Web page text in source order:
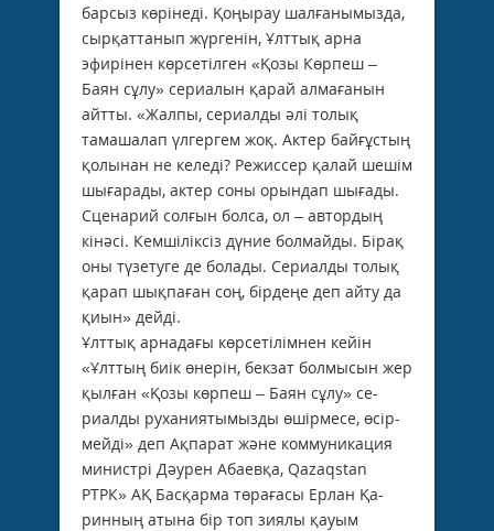
барсыз көрінеді. Қоңырау шалғанымызда,
сырқаттанып жүргенін, Ұлттық арна
эфирі­нен көрсетілген «Қозы Көрпеш –
Баян сұлу» сериалын қарай алмағанын
айтты. «Жалпы, сериалды әлі толық
тамашалап үлгергем жоқ. Актер байғұстың
қолынан не келеді? Режиссер қалай шешім
шығарады, актер соны орындап шығады.
Сценарий солғын болса, ол – автордың
кінәсі. Кемші­лік­сіз дүние болмайды. Бірақ
оны түзетуге де болады. Сериалды толық
қарап шықпа­ған соң, бірдеңе деп айту да
қиын» дейді.
Ұлттық арнадағы көрсетілімнен кейін
«Ұлттың биік өнерін, бекзат болмысын жер
қылған «Қозы көрпеш – Баян сұлу» се­
риалды руханиятымызды өшірмесе, өсір­
мей­ді» деп Ақпарат және коммуника­ция
министрі Дәурен Абаевқа, Qazaqstan
РТРК» АҚ Басқарма төрағасы Ерлан Қа­
ринның атына бір топ зиялы қауым